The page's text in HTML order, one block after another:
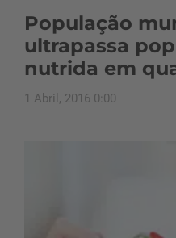
População
ultrapassa
nutrida em
1 Abril, 2016 0:00